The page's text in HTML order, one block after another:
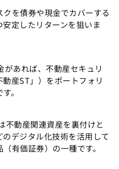
を債券や現金でカバーする
定したリターンを狙いま
あれば、不動産セキュリ
産ST」）をポートフォリ
。
不動産関連資産を裏付けと
デジタル化技術を活用して
有価証券）の一種です。